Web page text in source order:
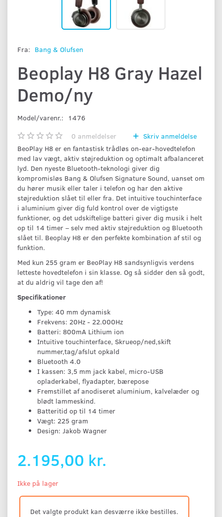
Fra: Bang & Olufsen
Beoplay H8 Gray Hazel
Demo/ny
Model/varenr.:
1476
0 anmeldelser
Skriv anmeldelse
BeoPlay H8 er en fantastisk trådløs on-ear-hovedtelefon
med lav vægt, aktiv støjreduktion og optimalt afbalanceret
lyd. Den nyeste Bluetooth-teknologi giver dig
kompromisløs Bang & Olufsen Signature Sound, uanset om
du hører musik eller taler i telefon og har den aktive
støjreduktion slået til eller fra. Det intuitive touchinterface
i aluminium giver dig fuld kontrol over de vigtigste
funktioner, og det udskiftelige batteri giver dig musik i helt
op til 14 timer – selv med aktiv støjreduktion og Bluetooth
slået til. Beoplay H8 er den perfekte kombination af stil og
funktion.
Med kun 255 gram er BeoPlay H8 sandsynligvis verdens
letteste hovedtelefon i sin klasse. Og så sidder den så godt,
at du aldrig vil tage den af!
Specifikationer
Type: 40 mm dynamisk
Frekvens: 20Hz - 22.000Hz
Batteri: 800mA Lithium ion
Intuitive touchinterface, Skrueop/ned,skift
nummer,tag/afslut opkald
Bluetooth 4.0
I kassen: 3,5 mm jack kabel, micro-USB
opladerkabel, flyadapter, bærepose
Fremstillet af anodiseret aluminium, kalvelæder og
blødt lammeskind.
Batteritid op til 14 timer
Vægt: 225 gram
Design: Jakob Wagner
2.195,00 kr.
Ikke på lager
Det valgte produkt kan desværre ikke bestilles.